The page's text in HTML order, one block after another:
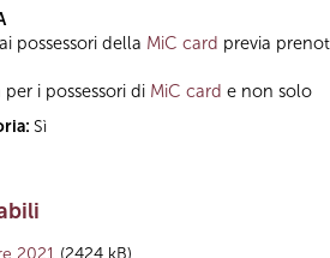
possessori della MiC card previa
i possessori di MiC card e non solo
Sì